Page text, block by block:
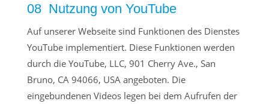
08 Nutzung von YouTube
Auf unserer Webseite sind Funktionen des Dienstes
YouTube implementiert. Diese Funktionen werden
durch die YouTube, LLC, 901 Cherry Ave., San
Bruno, CA 94066, USA angeboten. Die
eingebundenen Videos legen bei dem Aufrufen der